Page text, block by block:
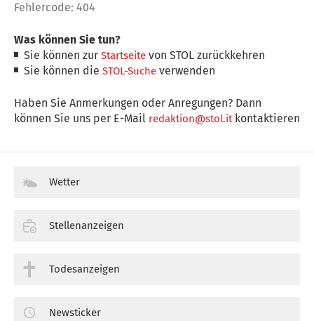
Fehlercode: 404
Was können Sie tun?
Sie können zurStartseite von STOL zurückkehren
Sie können dieSTOL-Suche verwenden
Haben Sie Anmerkungen oder Anregungen? Dann
können Sie uns per E-Mail redaktion@stol.itkontaktieren
Wetter
Stellenanzeigen
Todesanzeigen
Newsticker